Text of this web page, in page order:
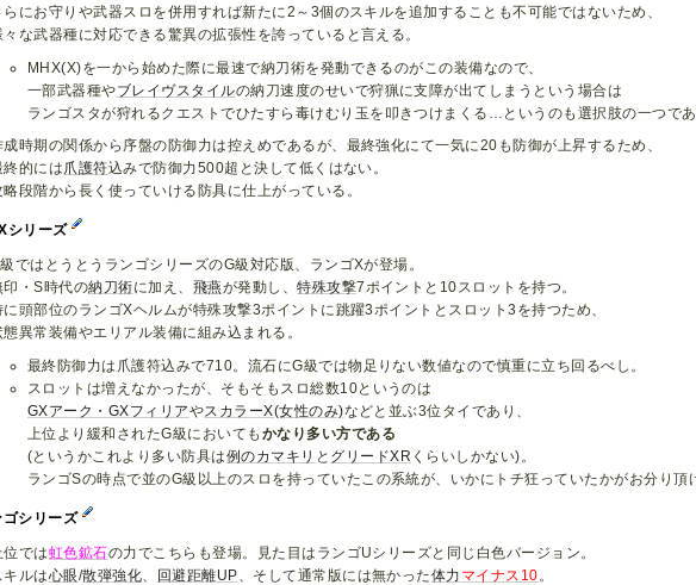
らにお守りや武器スロを併用すれば新たに2～3個のスキルを追加することも不可能ではないため、
々な武器種に対応できる驚異の拡張性を誇っていると言える。
MHX(X)を一から始めた際に最速で納刀術を発動できるのがこの装備なので、
一部武器種やブレイヴスタイルの納刀速度のせいで狩猟に支障が出てしまうという場合は
ランゴスタが狩れるクエストでひたすら毒けむり玉を叩きつけまくる…というのも選択肢の一つであ
成時期の関係から序盤の防御力は控えめであるが、最終強化にて一気に20も防御が上昇するため、
終的には爪護符込みで防御力500超と決して低くはない。
略段階から長く使っていける防具に仕上がっている。
シリーズ
ではとうとうランゴシリーズのG級対応版、ランゴXが登場。
印・S時代の納刀術に加え、 飛燕が発動し、特殊攻撃7ポイントと10スロットを持つ。
に頭部位のランゴXヘルムが特殊攻撃3ポイントに跳躍3ポイントとスロット3を持つため、
態異常装備やエリアル装備に組み込まれる。
最終防御力は爪護符込みで710。流石にG級では物足りない数値なので慎重に立ち回るべし。
スロットは増えなかったが、そもそもスロ総数10というのは
GXアーク・GXフィリアやスカラーX(女性のみ)などと並ぶ3位タイであり、
上位より緩和されたG級においても かなり多い方である
(というかこれより多い防具は例のカマキリ と グリードXR くらいしかない)。
ランゴSの時点で並のG級以上のスロを持っていたこの系統が、いかにトチ狂っていたかがお分り頂
ゴシリーズ
位では虹色鉱石の力でこちらも登場。見た目はランゴUシリーズと同じ白色バージョン。
キルは心眼/散弾強化、 回避距離UP、そして通常版には無かった体力 マイナス10。